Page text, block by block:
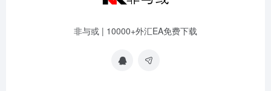
非与或 | 10000+外汇EA免费下载